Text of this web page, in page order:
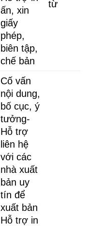
ấn, xin
giấy
phép,
biên tập,
chế bản
từ
Cố vấn
nội dung,
bố cục, ý
tưởng-
Hỗ trợ
liên hệ
với các
nhà xuất
bản uy
tín để
xuất bản
Hỗ trợ in